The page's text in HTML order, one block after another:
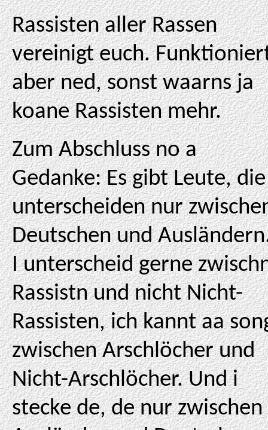
Rassisten aller Rassen
vereinigt euch.
aber ned, sonst waarns ja
koane Rassisten mehr.
Zum Abschluss no a
Gedanke: Es gibt Leute, die
unterscheiden nur
Deutschen und
I unterscheid gerne
Rassistn und nicht Nicht-
Rassisten, ich kannt aa
zwischen Arschlöcher und
Nicht-Arschlöcher. Und i
stecke de, de nur zwischen